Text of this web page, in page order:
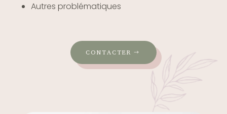
Autres problématiques
CONTACTER